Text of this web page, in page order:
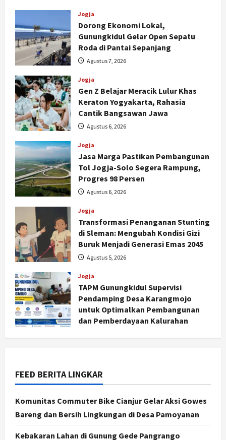
Jogja
Dorong Ekonomi Lokal,
Gunungkidul Gelar Open Sepatu
Roda di Pantai Sepanjang
Agustus 7, 2026
Jogja
Gen Z Belajar Meracik Lulur Khas
Keraton Yogyakarta, Rahasia
Cantik Bangsawan Jawa
Agustus 6, 2026
Jogja
Jasa Marga Pastikan Pembangunan
Tol Jogja-Solo Segera Rampung,
Progres 98 Persen
Agustus 6, 2026
Jogja
Transformasi Penanganan Stunting
di Sleman: Mengubah Kondisi Gizi
Buruk Menjadi Generasi Emas 2045
Agustus 5, 2026
Jogja
TAPM Gunungkidul Supervisi
Pendamping Desa Karangmojo
untuk Optimalkan Pembangunan
dan Pemberdayaan Kalurahan
FEED BERITA LINGKAR
Komunitas Commuter Bike Cianjur Gelar Aksi Gowes
Bareng dan Bersih Lingkungan di Desa Pamoyanan
Kebakaran Lahan di Gunung Gede Pangrango
Peringatan HUT ke-270 Kota
Yogyakarta Digelar 2 Bulan, Fokus
pada UMKM dan Wisata
Agustus 7, 2026
3
Politik
Cagar Budaya RSUD Soewondo Jadi
Sorotan, Hasil Kajian Tim Provinsi
Segera Keluar